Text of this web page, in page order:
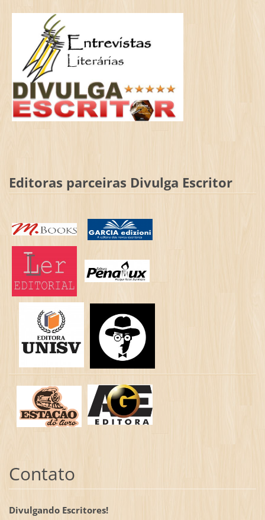
Editoras parceiras Divulga Escritor
Contato
Divulgando Escritores!